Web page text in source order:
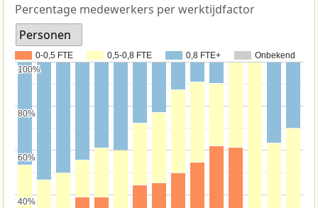
Percentage medewerkers per werktijdfactor
Personen
0-0,5 FTE 0,5-0,8 FTE 0,8 FTE+ Onbekend
40%
40%
60%
60%
80%
80%
100%
100%